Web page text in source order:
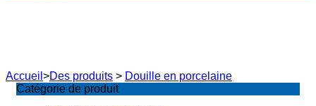
Accueil >Des produits > Douille en porcelaine
Catégorie de produit